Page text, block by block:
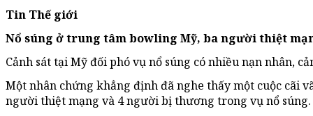
Tin Thế giới
Nổ súng ở trung tâm bowling Mỹ, ba người thiệt
Cảnh sát tại Mỹ đối phó vụ nổ súng có nhiều nạn nhân,
Một nhân chứng khẳng định đã nghe thấy một cuộc cãi
người thiệt mạng và 4 người bị thương trong vụ nổ súng.